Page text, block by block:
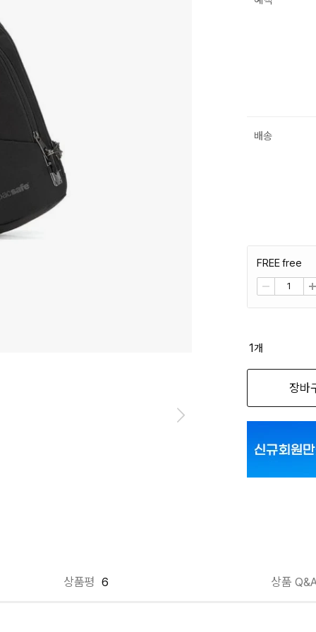
배송
FREE free
1개
장바
상품평 6 상품